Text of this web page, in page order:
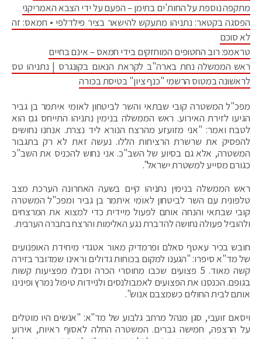
מתקפה נוספת על החות'ים בתימן – הפעם על ידי הצבא האמריקני
הפסגה בקטאר: נתניהו מתעקש להישאר בציר פילדלפי • חמאס: זה
לא סוכם
טראמפ: רוב החטופים המוחזקים בידי חמאס – אינם בחיים
ראש הממשלה נחת בארה"ב לקראת הנאום בקונגרס | נתניהו טס
לראשונה במטוס הרשמי "כנף ציון" בטיסת בכורה
מפכ"ל המשטרה קובי שבתאי והשר לביטחון לאומי איתמר בן גביר
הגיעו לזירת האירוע. ראש הממשלה בנימין נתניהו התייחס גם הוא
לטבח ואמר: "אני מזועזע מהרצח הנורא ליד נצרת. אנחנו נחושים
להפסיק את שרשרת הרציחות הללו. נעשה זאת לא רק בתגבור
המשטרה, אלא גם בסיוע של השב"כ. אני נחוש להכניס את השב"כ
כגורם מסייע למשטרת ישראל".
ראש הממשלה בנימין נתניהו קיים בשעה האחרונה הערכת מצב
טלפונית עם השר לביטחון לאומי איתמר בן גביר ומפכ"ל המשטרה
קובי שבתאי והנחה אותם לפעול מיידית כדי למצוא את המרצחים
ולהוביל פעולה נחושה להדברת נגע האלימות והרצח בחברה הערבית.
חובש בכיר עאטף סאלם ופרמדיק מאור אטגדי מיחידת האופנועים
של מד"א סיפרו: "הגענו למקום בכוחות גדולים וראינו שמדובר בזירה
קשה מאוד. 5 פצועים שכבו מחוסרי הכרה וסבלו מפציעות קשות
בגופם. הכנסנו את הפצועים לאמבולנסים ולניידות טיפול נמרץ ופינינו
אותם לבית החולים כשמצבם אנוש".
ויסאם זועבי, סגן מנהל מרחב גלבוע של מד"א: "אנשים היו מוטלים
על הרצפה, חמישה גברים. המשטרה החלה לאסוף ראיות, אירוע